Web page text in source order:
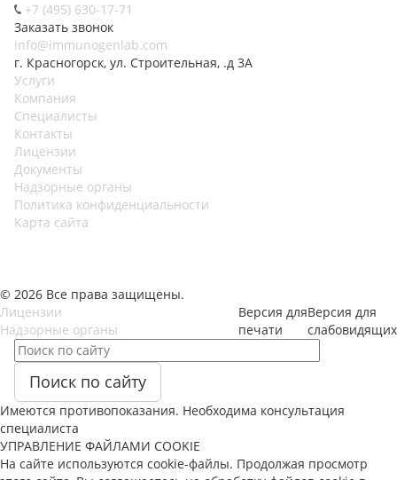
+7 (495) 630-17-71
Заказать звонок
info@immunogenlab.com
г. Красногорск, ул. Строительная, .д 3А
Услуги
Компания
Специалисты
Контакты
Лицензии
Документы
Надзорные органы
Политика конфиденциальности
Карта сайта
© 2026 Все права защищены.
Версия для
слабовидящих
Версия для
печати
Лицензии
Надзорные органы
Поиск по сайту
Имеются противопоказания. Необходима консультация
специалиста
УПРАВЛЕНИЕ ФАЙЛАМИ COOKIE
На сайте используются cookie-файлы. Продолжая просмотр